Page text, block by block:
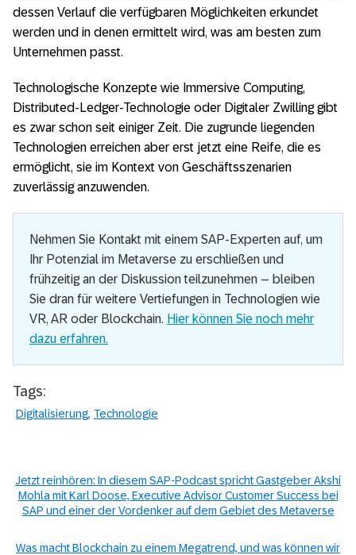
dessen Verlauf die verfügbaren Möglichkeiten erkundet
werden und in denen ermittelt wird, was am besten zum
Unternehmen passt.
Technologische Konzepte wie Immersive Computing,
Distributed-Ledger-Technologie oder Digitaler Zwilling gibt
es zwar schon seit einiger Zeit. Die zugrunde liegenden
Technologien erreichen aber erst jetzt eine Reife, die es
ermöglicht, sie im Kontext von Geschäftsszenarien
zuverlässig anzuwenden.
Nehmen Sie Kontakt mit einem SAP-Experten auf, um
Ihr Potenzial im Metaverse zu erschließen und
frühzeitig an der Diskussion teilzunehmen – bleiben
Sie dran für weitere Vertiefungen in Technologien wie
VR, AR oder Blockchain. Hier können Sie noch mehr
dazu erfahren.
Tags:
Digitalisierung Technologie
Jetzt reinhören: In diesem SAP-Podcast spricht Gastgeber Akshi
Mohla mit Karl Doose, Executive Advisor Customer Success bei
SAP und einer der Vordenker auf dem Gebiet des Metaverse
Was macht Blockchain zu einem Megatrend, und was können wir